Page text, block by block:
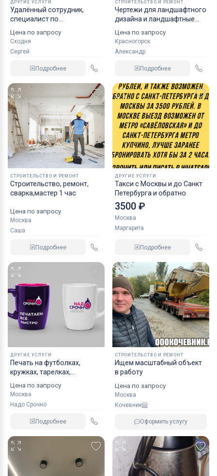
ДРУГИЕ УСЛУГИ
Удалённый сотрудник,
специалист по
услуги
Цена по запросу
Сходня
Сергей
Подробнее
СТРОИТЕЛЬСТВО И РЕМОНТ
Чертежи для ландшафтного
дизайна и ландшафтные
Цена по запросу
Красногорск
Александр
Подробнее
СТРОИТЕЛЬСТВО И РЕМОНТ
Строительство, ремонт,
сварка,мастер 1 час
Цена по запросу
Москва
Саша
Подробнее
ДРУГИЕ УСЛУГИ
Такси с Москвы и до Санкт
Петербурга и обратно
3500 ₽
Москва
Маргарита
Подробнее
ДРУГИЕ УСЛУГИ
Пeчать нa футбoлкaх,
кpужкaх, тарелкaх,
Цена по запросу
Москва
Надо Срочно
Подробнее
СТРОИТЕЛЬСТВО И РЕМОНТ
Ищем масштабный объект
в работу
Цена по запросу
Москва
Кочевник
Оформить услугу